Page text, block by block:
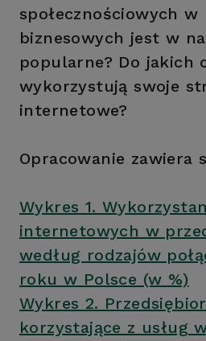
społecznościowych w
biznesowych jest w
popularne? Do jakich
wykorzystują swoje
internetowe?
Opracowanie zawiera
Wykres 1.
internetowych w
według rodzajów
roku w Polsce (w %)
Wykres 2.
korzystające z usług